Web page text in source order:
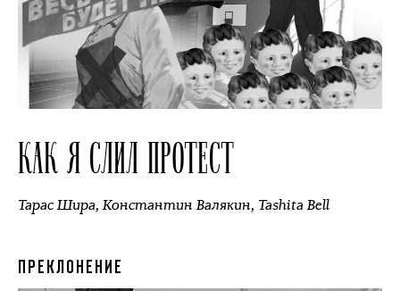
КАК Я СЛИЛ ПРОТЕСТ
Тарас Шира,Константин Валякин, Tashita Bell
ПРЕКЛОНЕНИЕ